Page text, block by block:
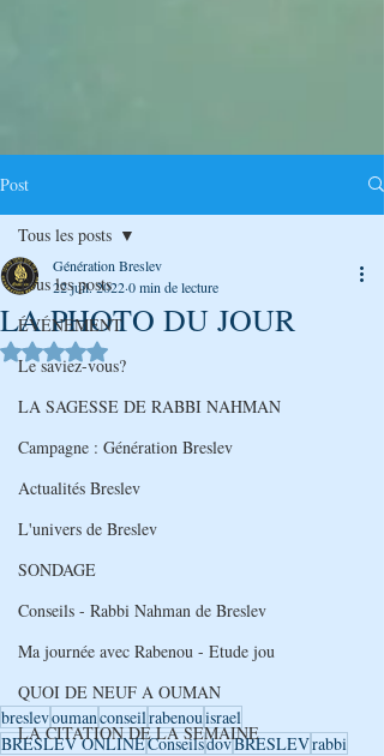
Post
Tous les posts
ÉVÉNEMENT
Le saviez-vous?
LA SAGESSE DE RABBI NAHMAN
Campagne : Génération Breslev
Actualités Breslev
L'univers de Breslev
SONDAGE
Conseils - Rabbi Nahman de Breslev
Ma journée avec Rabenou - Etude jou
QUOI DE NEUF A OUMAN
LA CITATION DE LA SEMAINE
Tous les posts
LA PHOTO DU JOUR
Génération Breslev
22 juil. 20220 min de lecture
Noté NaN étoiles sur 5.
breslevoumanconseilrabenouisrael
BRESLEV ONLINEConseilsdovBRESLEVrabbi